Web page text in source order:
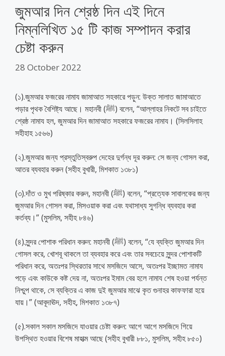
জুমআর দিন শ্রেষ্ঠ দিন এই দিনে
নিম্নলিখিত ১৫ টি কাজ সম্পাদন করার
চেষ্টা করুন
28 October 2022
(১).জুমআর ফজরের নামায জামাআত সহকারে পড়ুন: উক্ত সালাত জামাআতে
পড়ার পৃথক বৈশিষ্ট্য আছে। মহানবী (ﷺ) বলেন, “আল্লাহর নিকটে সব চাইতে
শ্রেষ্ঠ নামায হল, জুমআর দিন জামাআত সহকারে ফজরের নামায। (সিলসিলাহ
সহীহাহ ১৫৬৬)
(২).জুমআর জন্য প্রস্তুতিস্বরুপ দেহের দুর্গন্ধ দূর করুন: সে জন্য গোসল করা,
আতর ব্যবহার করুন (সহীহ বুখারী, মিশকাত ১৩৮১)
(৩).দাঁত ও মুখ পরিষ্কার করুন, মহানবী (ﷺ) বলেন, “প্রত্যেক সাবালকের জন্য
জুমআর দিন গোসল করা, মিসওয়াক করা এবং যথাসাধ্য সুগন্ধি ব্যবহার করা
কর্তব্য।” (মুসলিম, সহীহ ৮৪৬)
(৪).সুন্দর পোশাক পরিধান করুন: মহানবী (ﷺ) বলেন, “যে ব্যক্তি জুমআর দিন
গোসল করে, খোশবূ থাকলে তা ব্যবহার করে এবং তার সবচেয়ে সুন্দর পোশাকটি
পরিধান করে, অতঃপর স্থিরতার সাথে মসজিদে আসে, অতঃপর ইচ্ছামত নামায
পড়ে এবং কাউকে কষ্ট দেয় না, অতঃপর ইমাম বের হলে নামায শেষ হওয়া পর্যন্ত
নিশ্চুপ থাকে, সে ব্যক্তির এ কাজ দুই জুমআর মাঝে কৃত গুনাহর কাফফারা হয়ে
যায়।” (আবূদাঊদ, সহীহ, মিশকাত ১৩৮৭)
(৫).সকাল সকাল মসজিদে যাওয়ার চেষ্টা করুন: আগে আগে মসজিদে গিয়ে
উপস্থিত হওয়ার বিশেষ মাহাত্ম আছে (সহীহ বুখারী ৮৮১, মুসলিম, সহীহ ৮৫০)